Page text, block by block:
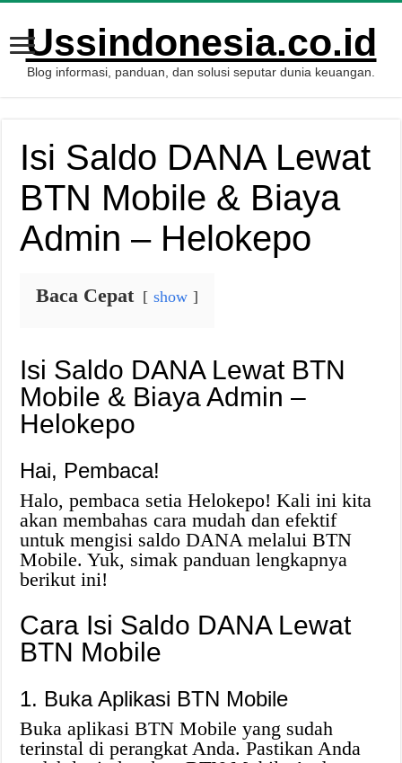
Ussindonesia.co.id
Blog informasi, panduan, dan solusi seputar dunia keuangan.
Isi Saldo DANA Lewat
BTN Mobile & Biaya
Admin – Helokepo
Baca Cepat show
Isi Saldo DANA Lewat BTN
Mobile & Biaya Admin –
Helokepo
Hai, Pembaca!
Halo, pembaca setia Helokepo! Kali ini kita
akan membahas cara mudah dan efektif
untuk mengisi saldo DANA melalui BTN
Mobile. Yuk, simak panduan lengkapnya
berikut ini!
Cara Isi Saldo DANA Lewat
BTN Mobile
1. Buka Aplikasi BTN Mobile
Buka aplikasi BTN Mobile yang sudah
terinstal di perangkat Anda. Pastikan Anda